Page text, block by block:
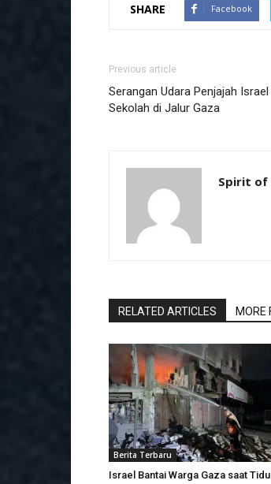
SHARE Facebook
Previous article
Serangan Udara Penjajah
Sekolah di Jalur Gaza
Spirit of
RELATED ARTICLES MORE
Berita Terbaru
Israel Bantai Warga Gaza saat